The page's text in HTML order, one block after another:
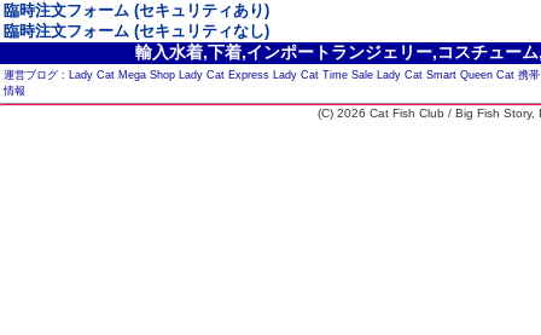
臨時注文フォーム (セキュリティあり)
臨時注文フォーム (セキュリティなし)
輸入水着,下着,インポートランジェリー,コスチュー
運営ブログ : Lady Cat Mega Shop Lady Cat Express Lady Cat Time Sale Lady Cat Smart Queen Cat 携
情報
(C) 2026 Cat Fish Club / Big Fish Story,